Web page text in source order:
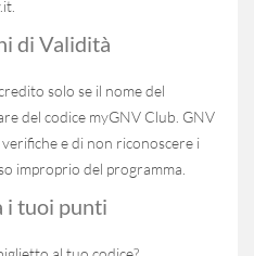
di Validità
solo se il nome del
del codice myGNV Club. GNV
e di non riconoscere i
improprio del programma.
i tuoi punti